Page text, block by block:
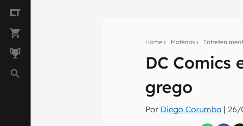
Home Matérias
DC
grego
Por Diego Corumba | 26/
Assine a
mão.